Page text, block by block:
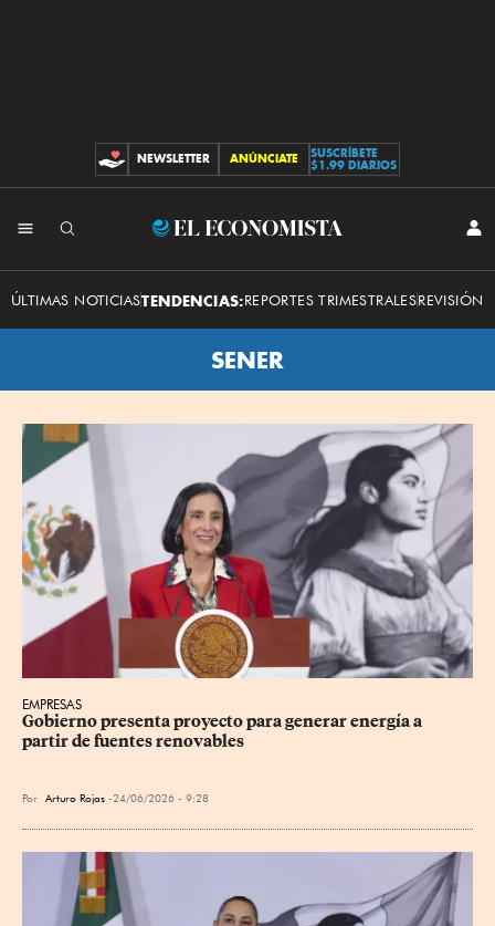
CONTRIBUCIONES
NEWSLETTER ANÚNCIATE
SUSCRÍBETE
$1.99 DIARIOS
El
Economista
ÚLTIMAS NOTICIASTENDENCIAS:REPORTES TRIMESTRALESREVISIÓN
SENER
EMPRESAS
Gobierno presenta proyecto para generar energía a
partir de fuentes renovables
Por Arturo Rojas 24/06/2026 - 9:28